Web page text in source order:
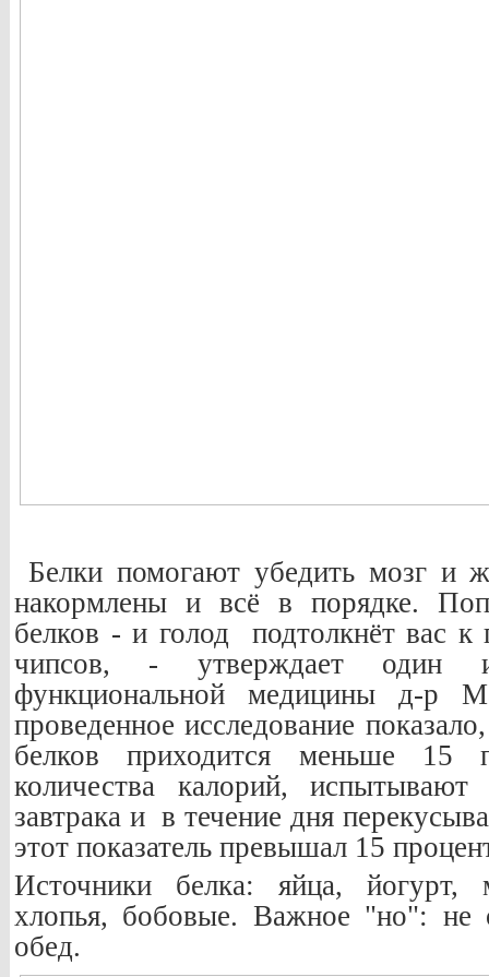
Белки помогают убедить мозг и
накормлены и всё в порядке.
белков - и голод подтолкнёт вас к
чипсов, - утверждает один
функциональной медицины д-р
проведенное исследование
белков приходится меньше 15
количества калорий,
завтрака и в течение дня
этот показатель превышал 15
Источники белка: яйца, йогурт,
хлопья, бобовые. Важное "но": не
обед.